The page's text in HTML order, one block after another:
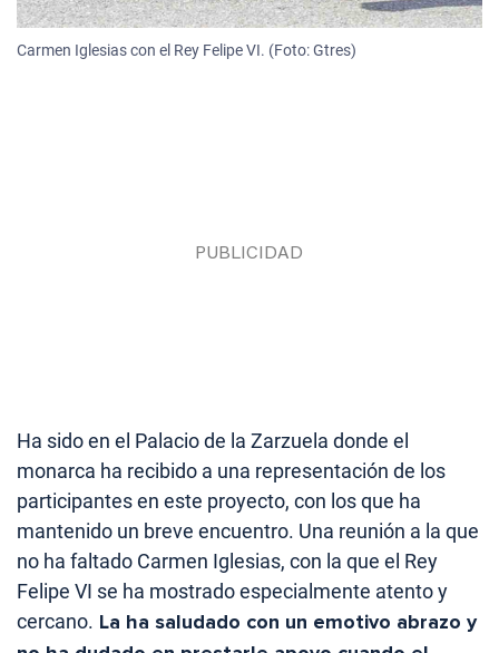
Carmen Iglesias con el Rey Felipe VI. (Foto: Gtres)
Ha sido en el Palacio de la Zarzuela donde el
monarca ha recibido a una representación de los
participantes en este proyecto, con los que ha
mantenido un breve encuentro. Una reunión a la que
no ha faltado Carmen Iglesias, con la que el Rey
Felipe VI se ha mostrado especialmente atento y
cercano. La ha saludado con un emotivo abrazo y